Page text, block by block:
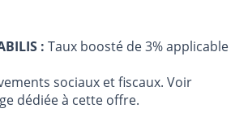
: Taux boosté de 3% applicable
sociaux et fiscaux. Voir
dédiée à cette offre.